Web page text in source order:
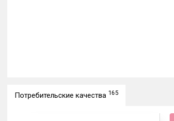
Потребительские качества 165